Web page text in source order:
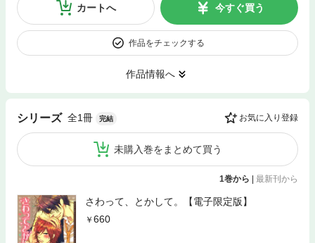
カートへ 今すぐ買う
作品をチェックする
作品情報へ
シリーズ 全1冊 完結 お気に入り登録
未購入巻をまとめて買う
1巻から 最新刊から
さわって、とかして。【電子限定版】
660